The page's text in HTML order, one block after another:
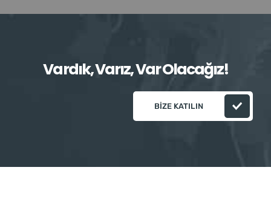
Vardık, Varız, Var Olacağız!
BIZE KATILIN